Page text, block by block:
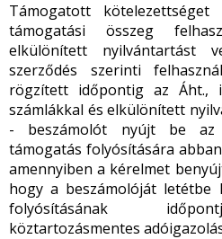
Támogatott
támogatási összeg
elkülönített nyilvántartást
szerződés szerinti
rögzített időpontig az Áht.,
számlákkal és elkülönített
- beszámolót nyújt be az
támogatás folyósítására
amennyiben a kérelmet
hogy a beszámolóját letétbe
folyósításának
köztartozásmentes